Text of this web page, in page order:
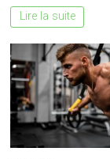
Lire la suite